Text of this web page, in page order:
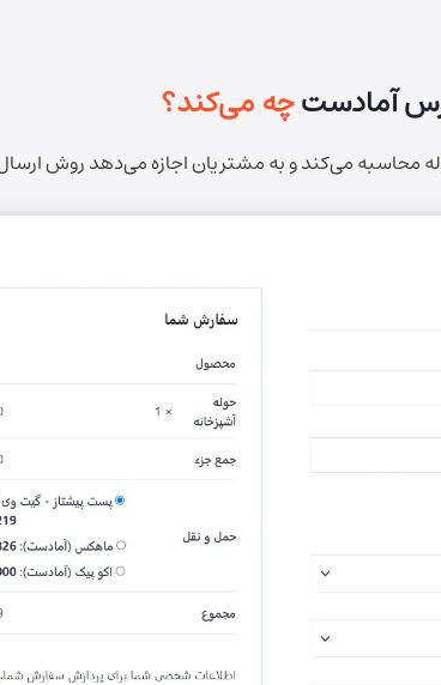
آمادستچه می‌کند؟
محاسبه می‌کند و به مشتریان اجازه می‌دهد روش ارسال